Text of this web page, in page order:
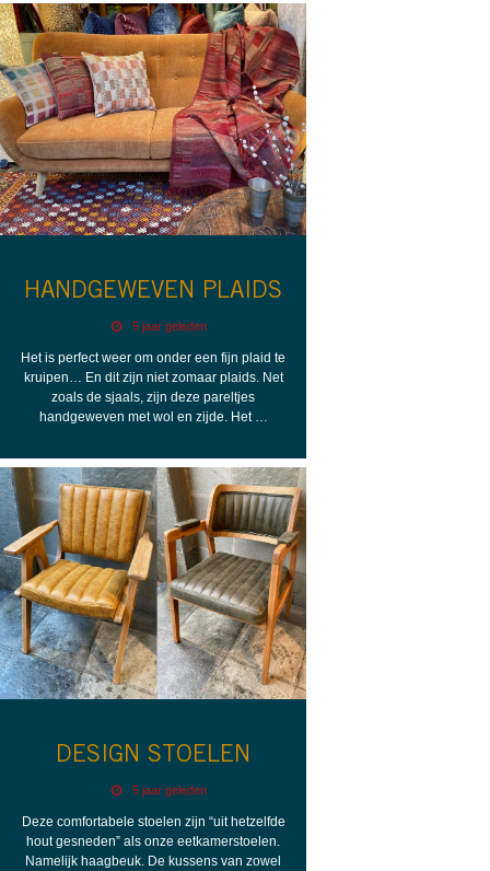
HANDGEWEVEN PLAIDS
5 jaar geleden
Het is perfect weer om onder een fijn plaid te
kruipen… En dit zijn niet zomaar plaids. Net
zoals de sjaals, zijn deze pareltjes
handgeweven met wol en zijde. Het …
DESIGN STOELEN
5 jaar geleden
Deze comfortabele stoelen zijn “uit hetzelfde
hout gesneden” als onze eetkamerstoelen.
Namelijk haagbeuk. De kussens van zowel